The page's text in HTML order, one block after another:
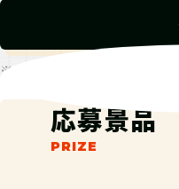
※発見報告にGPSを使用する
応募景品